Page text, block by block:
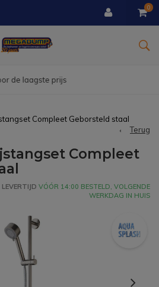
0
bezorgd vanaf € 150
Compleet Geborsteld staal
Terug
Compleet
LEVERTIJD VÓÓR 14:00 BESTELD, VOLGENDE
WERKDAG IN HUIS